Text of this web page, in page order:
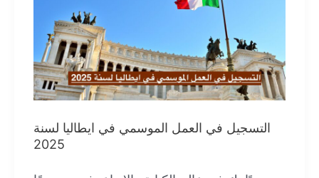
التسجيل في العمل الموسمي في ايطاليا لسنة
2025